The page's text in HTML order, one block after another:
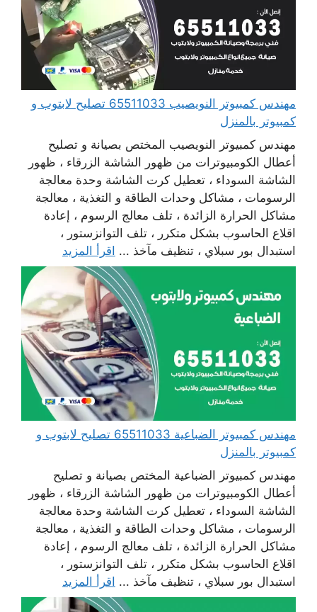
مهندس كمبيوتر النويصيب 65511033 تصليح لابتوب و
كمبيوتر بالمنزل
مهندس كمبيوتر النويصيب المختص بصيانة و تصليح
أعطال الكومبيوترات من ظهور الشاشة الزرقاء ، ظهور
الشاشة السوداء ، تعطيل كرت الشاشة وحدة معالجة
الرسومات ، مشاكل وحدات الطاقة و التغذية ، معالجة
مشاكل الحرارة الزائدة ، تلف معالج الرسوم ، إعادة
اقلاع الحاسوب بشكل متكرر ، تلف التوانزستور ،
استبدال بور سبلاي ، تنظيف مآخذ ... اقرأ المزيد
مهندس كمبيوتر الضباعية 65511033 تصليح لابتوب و
كمبيوتر بالمنزل
مهندس كمبيوتر الضباعية المختص بصيانة و تصليح
أعطال الكومبيوترات من ظهور الشاشة الزرقاء ، ظهور
الشاشة السوداء ، تعطيل كرت الشاشة وحدة معالجة
الرسومات ، مشاكل وحدات الطاقة و التغذية ، معالجة
مشاكل الحرارة الزائدة ، تلف معالج الرسوم ، إعادة
اقلاع الحاسوب بشكل متكرر ، تلف التوانزستور ،
استبدال بور سبلاي ، تنظيف مآخذ ... اقرأ المزيد